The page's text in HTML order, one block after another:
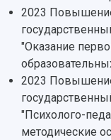
Структура
Институты и
Кафедры
Научные
Отделы и
Институт
Стипендии
знание
основ
Платные
Скидки на
Структурная
Материальная
Результаты
деятельности
2023
"Оказание
2023
"Психолого-
методические